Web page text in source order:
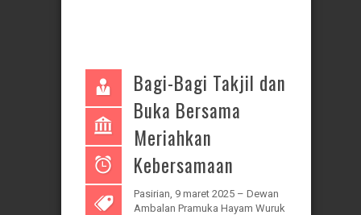
Bagi-Bagi Takjil dan
Buka Bersama
Meriahkan
Kebersamaan
Pasirian, 9 maret 2025 – Dewan
Ambalan Pramuka Hayam Wuruk